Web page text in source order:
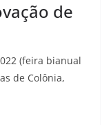
de
(feira bianual
de Colônia,